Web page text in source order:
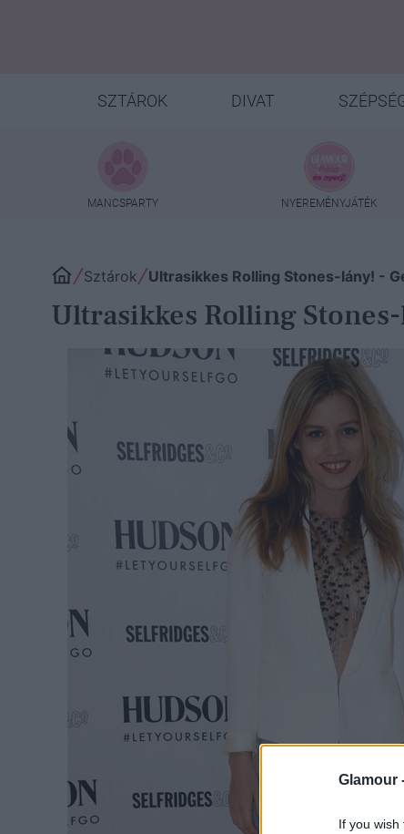
Glamour
If you
SZTÁROK DIVAT
MANCSPARTY NYEREMÉNYJÁTÉK
Sztárok Ultrasikkes Rolling Stones-lány! -
Ultrasikkes Rolling